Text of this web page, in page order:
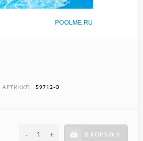
АРТИКУЛ: 59712-O
- + В КОРЗИНУ